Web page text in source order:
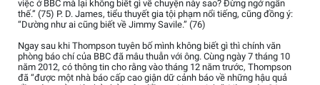
việc ở BBC mà lại không biết gì về chuyện này sao? Đừng ngớ ngẩn
thế.” (75) P. D. James, tiểu thuyết gia tội phạm nổi tiếng, cũng đồng ý:
“Dường như ai cũng biết về Jimmy Savile.” (76)
Ngay sau khi Thompson tuyên bố mình không biết gì thì chính văn
phòng báo chí của BBC đã mâu thuẫn với ông. Cùng ngày 7 tháng 10
năm 2012, có thông tin cho rằng vào tháng 12 năm trước, Thompson
đã “được một nhà báo cấp cao giận dữ cảnh báo về những hậu quả